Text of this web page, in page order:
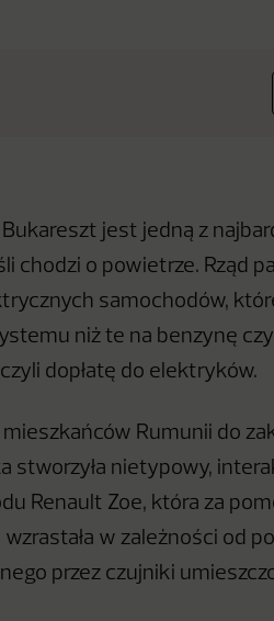
Bukareszt jest jedną z
chodzi o powietrze. Rząd
samochodów,
niż te na benzynę
dopłatę do elektryków.
Rumunii do
stworzyła nietypowy,
Renault Zoe, która za
w zależności od
przez czujniki